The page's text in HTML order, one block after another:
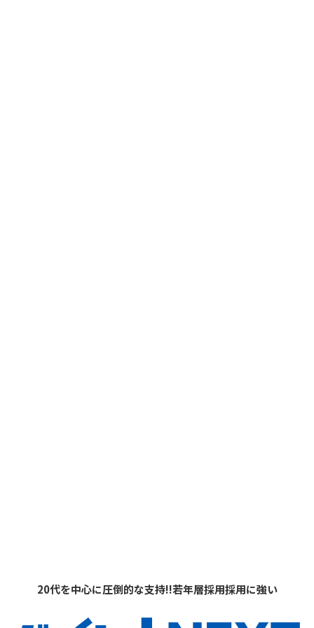
20代を中心に圧倒的な支持!!若年層採用採用に強い